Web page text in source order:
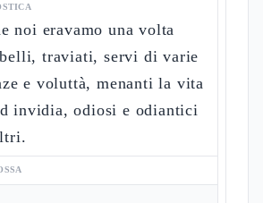
noi eravamo una volta
traviati, servi di varie
e voluttà, menanti la vita
invidia, odiosi e odiantici